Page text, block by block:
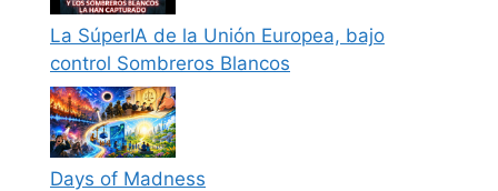
La SúperIA de la Unión Europea, bajo
control Sombreros Blancos
Days of Madness